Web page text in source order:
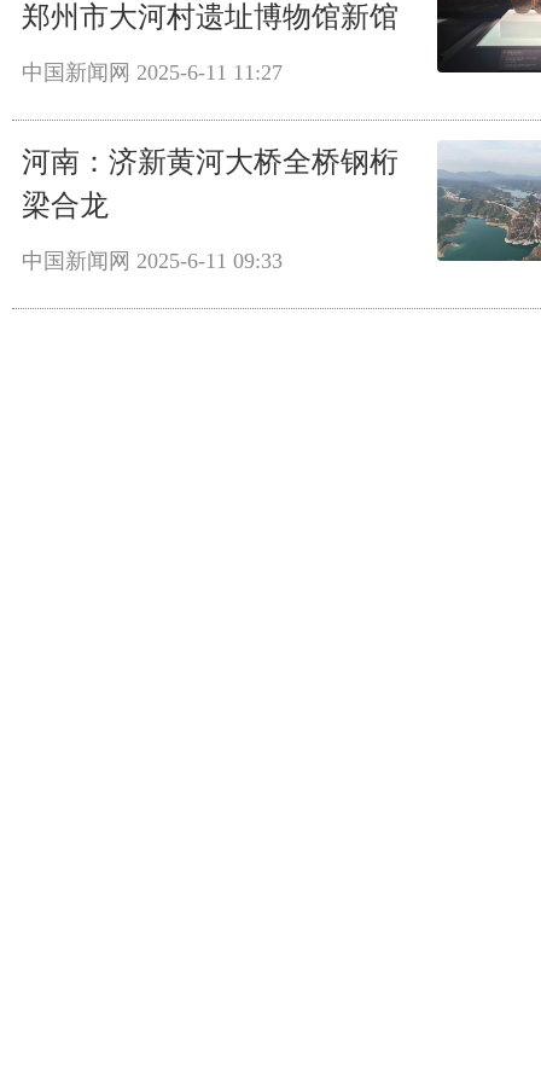
郑州市大河村遗址博物馆新馆
中国新闻网 2025-6-11 11:27
河南：济新黄河大桥全桥钢桁
梁合龙
中国新闻网 2025-6-11 09:33